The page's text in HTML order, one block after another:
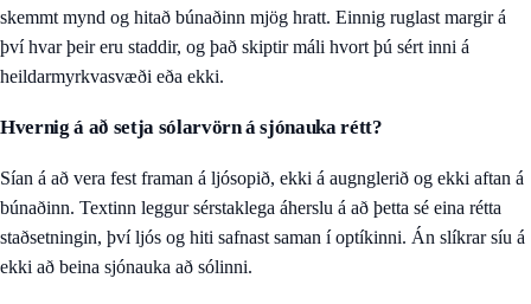
skemmt mynd og hitað búnaðinn mjög hratt. Einnig ruglast margir á
því hvar þeir eru staddir, og það skiptir máli hvort þú sért inni á
heildarmyrkvasvæði eða ekki.
Hvernig á að setja sólarvörn á sjónauka rétt?
Sían á að vera fest framan á ljósopið, ekki á augnglerið og ekki aftan á
búnaðinn. Textinn leggur sérstaklega áherslu á að þetta sé eina rétta
staðsetningin, því ljós og hiti safnast saman í optíkinni. Án slíkrar síu á
ekki að beina sjónauka að sólinni.